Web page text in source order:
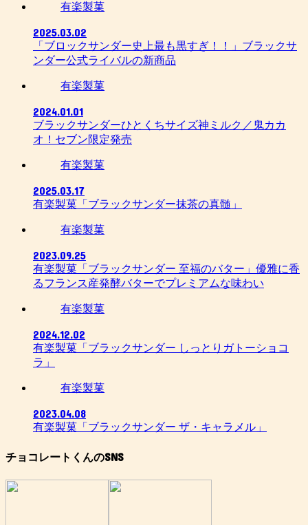
有楽製菓
2025.03.02
「ブロックサンダー史上最も黒すぎ！！」ブラックサ
ンダー公式ライバルの新商品
有楽製菓
2024.01.01
ブラックサンダーひとくちサイズ神ミルク／鬼カカ
オ！セブン限定発売
有楽製菓
2025.03.17
有楽製菓「ブラックサンダー抹茶の真髄」
有楽製菓
2023.09.25
有楽製菓「ブラックサンダー 至福のバター」優雅に香
るフランス産発酵バターでプレミアムな味わい
有楽製菓
2024.12.02
有楽製菓「ブラックサンダー しっとりガトーショコ
ラ」
有楽製菓
2023.04.08
有楽製菓「ブラックサンダー ザ・キャラメル」
チョコレートくんのSNS